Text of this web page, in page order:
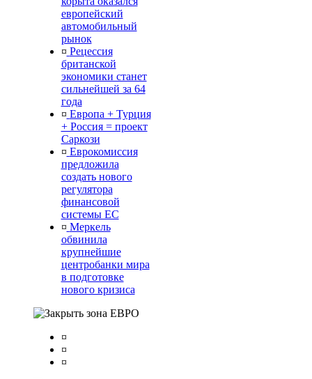
европейский
автомобильный
рынок
¤ Рецессия
британской
экономики станет
сильнейшей за 64
года
¤ Европа + Турция
+ Россия = проект
Саркози
¤ Еврокомиссия
предложила
создать нового
регулятора
финансовой
системы ЕС
¤ Меркель
обвинила
крупнейшие
центробанки мира
в подготовке
нового кризиса
зона ЕВРО
¤
¤
¤